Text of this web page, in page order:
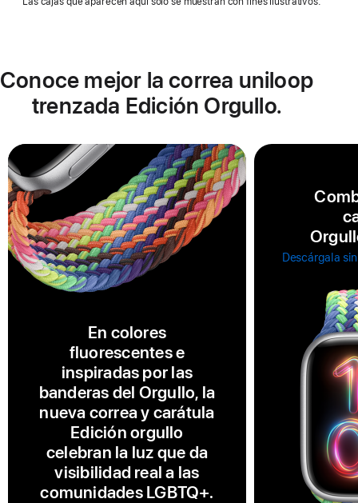
en
Conoce mejor la correa uniloop
trenzada Edición Orgullo.
En colores
fluorescentes e
inspiradas por las
banderas del Orgullo, la
nueva correa y carátula
Edición orgullo
celebran la luz que da
visibilidad real a las
comunidades LGBTQ+.
Descárgala